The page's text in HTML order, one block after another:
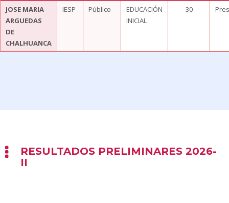
JOSE MARIA
ARGUEDAS
DE
CHALHUANCA
IESP Público
EDUCACIÓN
INICIAL
30
RESULTADOS PRELIMINARES 2026-
II